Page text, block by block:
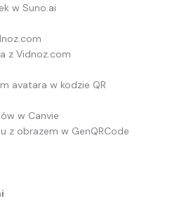
w Suno.ai
z Vidnoz.com
avatara w kodzie QR
w Canvie
z obrazem w GenQRCode